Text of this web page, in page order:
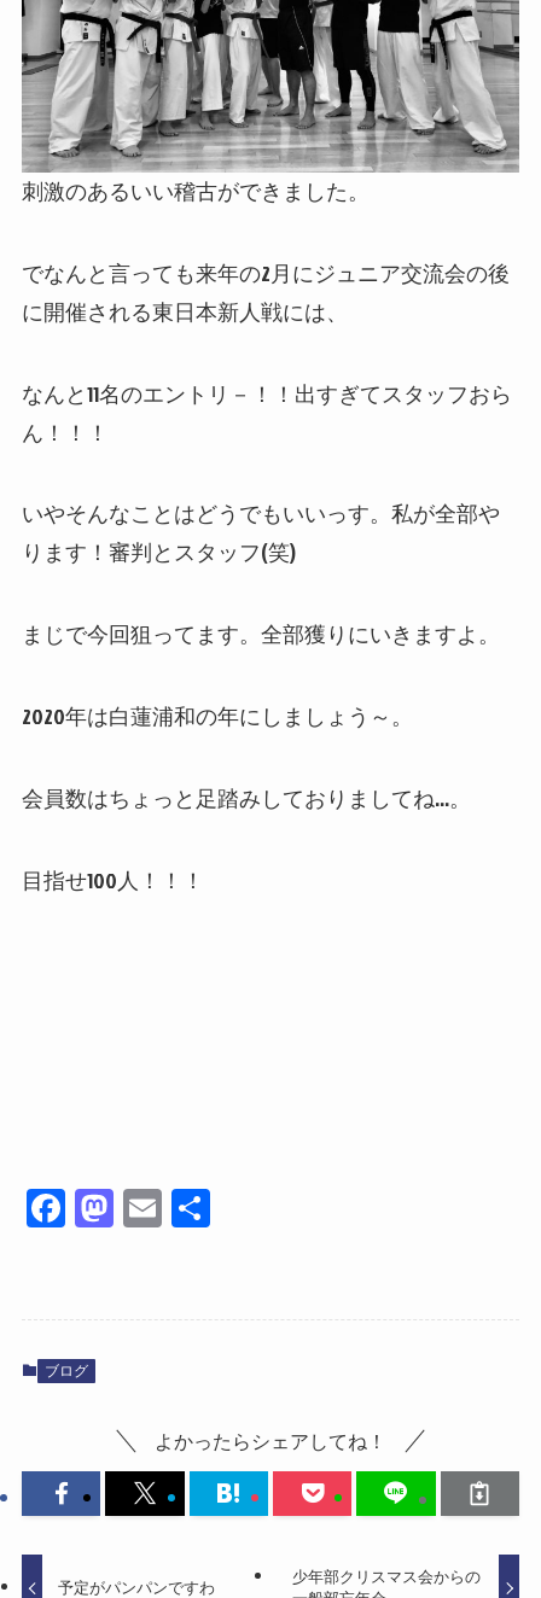
刺激のあるいい稽古ができました。
でなんと言っても来年の2月にジュニア交流会の後
に開催される東日本新人戦には、
なんと11名のエントリ－！！出すぎてスタッフおら
ん！！！
いやそんなことはどうでもいいっす。私が全部や
ります！審判とスタッフ(笑)
まじで今回狙ってます。全部獲りにいきますよ。
2020年は白蓮浦和の年にしましょう～。
会員数はちょっと足踏みしておりましてね…。
目指せ100人！！！
Fa
ce
ok
M
as
do
E
m
共
ブログ
よかったらシェアしてね！
予定がパンパンですわ
少年部クリスマス会からの